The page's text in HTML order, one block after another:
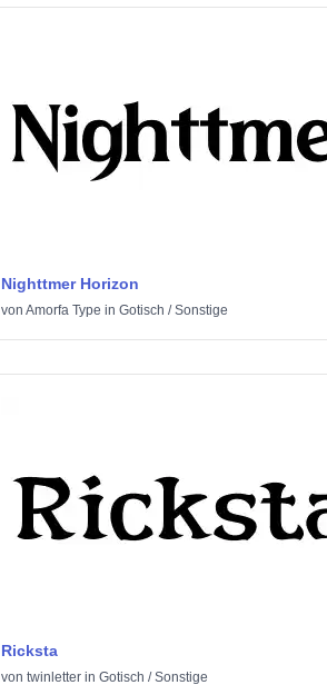
Nighttmer Horizon
von Amorfa Type in Gotisch /Sonstige
Ricksta
von twinletterin Gotisch /Sonstige